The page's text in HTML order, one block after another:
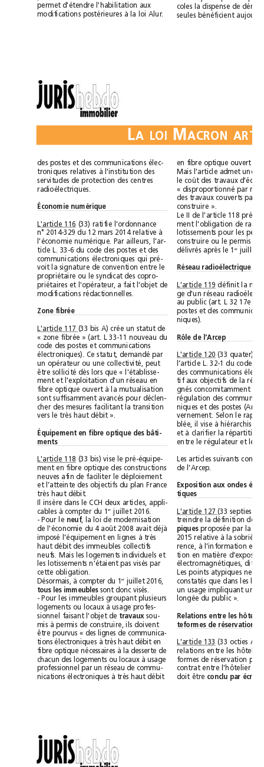
permet d'étendre l'habilitation aux
modifications postérieures à la loi Alur.
des postes et des communications élec-
troniques relatives à l'institution des
servitudes de protection des centres
Économie numérique
L'article 116 (33) ratifie l'ordonnance
n° 2014-329 du 12mars 2014 relative à
l'économie numérique. Par ailleurs, l'ar-
ticle L. 33-6 du code des postes et des
communications électroniques qui pré-
voit la signature de convention entre le
propriétaire ou le syndicat des copro-
priétaires et l'opérateur, a fait l'objet de
modifications rédactionnelles.
Zone fibrée
(33 bis A) crée un statut de
« zone fibrée » (art. L 33-11 nouveau du
code des postes et communications
électroniques). Ce statut, demandé par
un opérateur ou une collectivité, peut
être sollicité dès lors que « l'établisse-
ment et l'exploitation d'un réseau en
fibre optique ouvert à la mutualisation
sont suffisamment avancés pour déclen-
cher des mesures facilitant la transition
vers le très haut débit ».
Équipement en fibre optique des bâti-
ments
L'article 118 (33 bis) vise le pré-équipe-
ment en fibre optique des constructions
neuves afin de faciliter le déploiement
et l’atteinte des objectifs du plan France
très haut débit.
Il insère dans le CCH deux articles, appli-
cables à compter du 1 er
juillet 2016.
neuf , la loi de modernisation
de l'économie du 4 août 2008 avait déjà
imposé l'équipement en lignes à très
haut débit des immeubles collectifs
neufs. Mais les logements individuels et
les lotissements n'étaient pas visés par
cette obligation.
Désormais, à compter du 1 er
juillet 2016,
tous les immeubles
- Pour les immeubles groupant plusieurs
logements ou locaux à usage profes-
travaux sou-
mis à permis de construire, ils doivent
être pourvus « des lignes de communica-
tions électroniques à très haut débit en
fibre optique nécessaires à la desserte de
chacun des logements ou locaux à usage
professionnel par un réseau de commu-
nications électroniques à très haut débit
construire ».
délivrés après le 1 er
Réseau radioélectrique
L'article 119
niques).
Rôle de l'Arcep
L'article 120
de l'Arcep.
tiques
piques
longée du public ».
L'article 133
doit être
L ALOI M